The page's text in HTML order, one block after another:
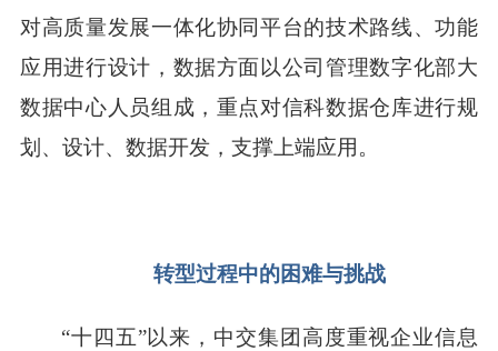
对高质量发展一体化协同平台的技术路线、功能
应用进行设计，数据方面以公司管理数字化部大
数据中心人员组成，重点对信科数据仓库进行规
划、设计、数据开发，支撑上端应用。
转型过程中的困难与挑战
“十四五”以来，中交集团高度重视企业信息